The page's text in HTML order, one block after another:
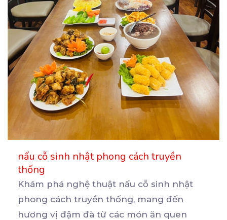
nấu cỗ sinh nhật phong cách truyền
thống
Khám phá nghệ thuật nấu cỗ sinh nhật
phong cách truyền thống, mang đến
hương vị đậm đà từ các món ăn quen